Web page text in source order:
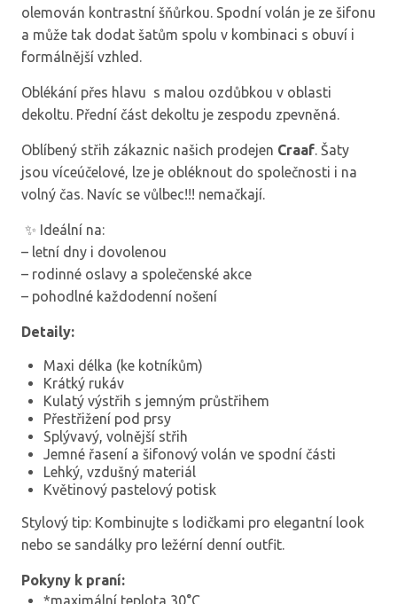
olemován kontrastní šňůrkou. Spodní volán je ze šifonu
a může tak dodat šatům spolu v kombinaci s obuví i
formálnější vzhled.
Oblékání přes hlavu s malou ozdůbkou v oblasti
dekoltu. Přední část dekoltu je zespodu zpevněná.
Oblíbený střih zákaznic našich prodejen Craaf. Šaty
jsou víceúčelové, lze je obléknout do společnosti i na
volný čas. Navíc se vůlbec!!! nemačkají.
✨ Ideální na:
– letní dny i dovolenou
– rodinné oslavy a společenské akce
– pohodlné každodenní nošení
Detaily:
Maxi délka (ke kotníkům)
Krátký rukáv
Kulatý výstřih s jemným průstřihem
Přestřižení pod prsy
Splývavý, volnější střih
Jemné řasení a šifonový volán ve spodní části
Lehký, vzdušný materiál
Květinový pastelový potisk
Stylový tip: Kombinujte s lodičkami pro elegantní look
nebo se sandálky pro ležérní denní outfit.
Pokyny k praní:
*maximální teplota 30°C